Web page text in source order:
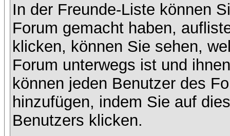
In der Freunde-Liste können
Forum gemacht haben,
klicken, können Sie sehen,
Forum unterwegs ist und
können jeden Benutzer des
hinzufügen, indem Sie auf
Benutzers klicken.